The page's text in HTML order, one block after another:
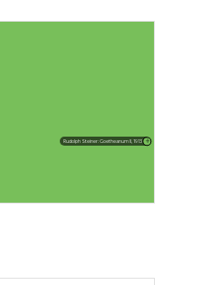
Rudolph Steiner: Goetheanum II, 1913